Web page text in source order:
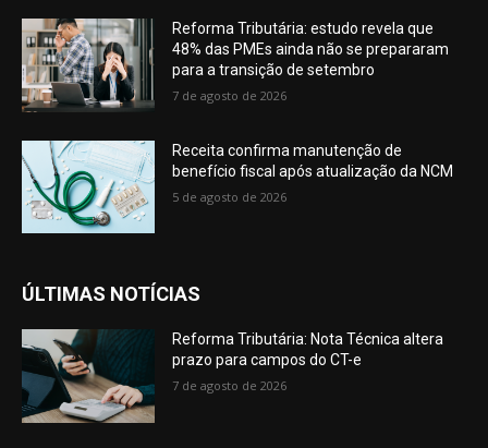
Reforma Tributária: estudo revela que
48% das PMEs ainda não se prepararam
para a transição de setembro
7 de agosto de 2026
Receita confirma manutenção de
benefício fiscal após atualização da NCM
5 de agosto de 2026
ÚLTIMAS NOTÍCIAS
Reforma Tributária: Nota Técnica altera
prazo para campos do CT-e
7 de agosto de 2026